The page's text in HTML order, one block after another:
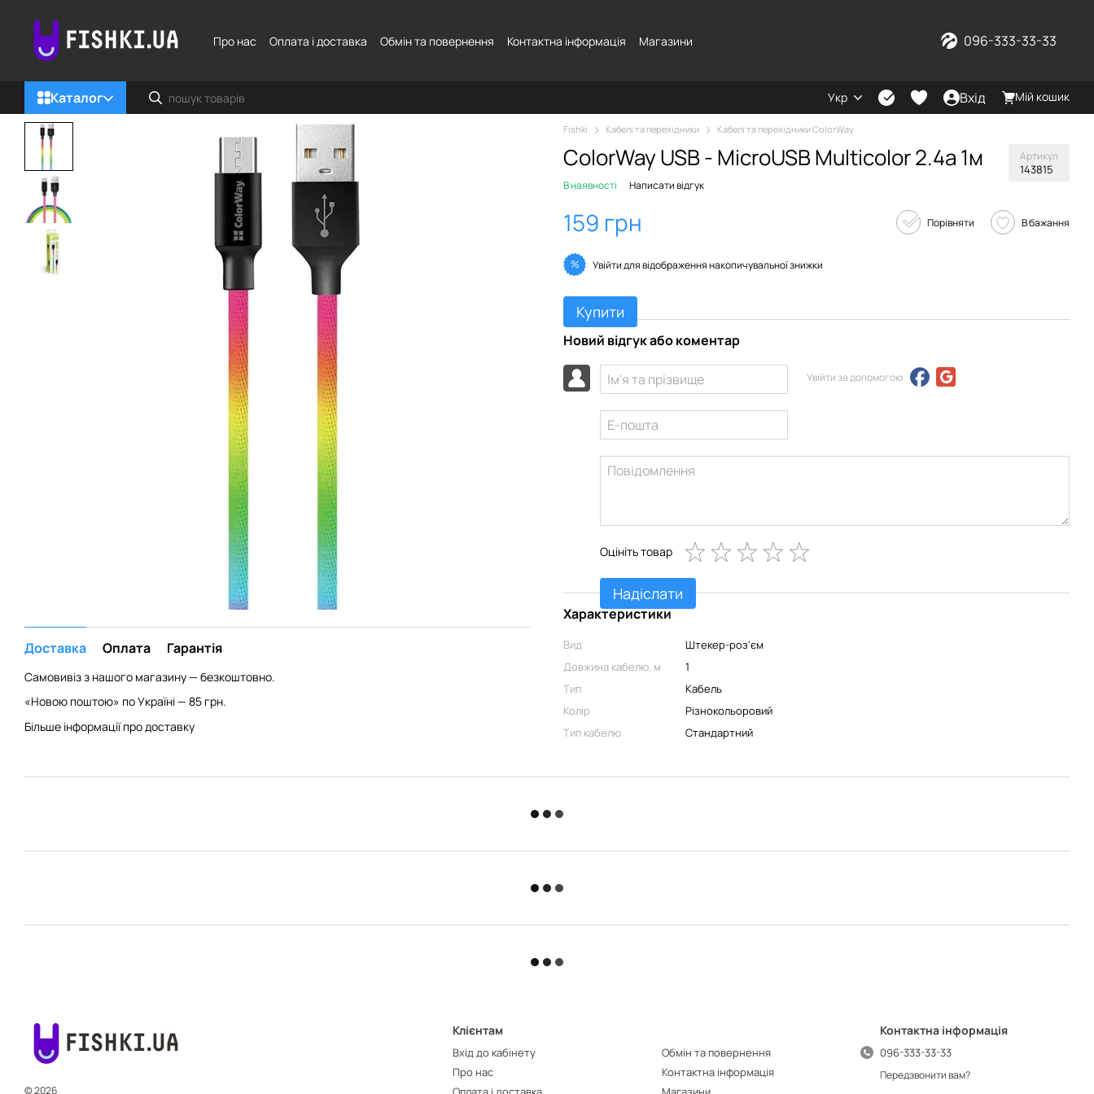
Про нас
Оплата і доставка Обмін та повернення Контактна інформація Магазини 096-333-33-33
Каталог Укр Вхід Мій кошик
Доставка Оплата Гарантія
Самовивіз з нашого магазину — безкоштовно.
«Новою поштою» по Україні — 85 грн.
Більше інформації про доставку
Fishki Кабелі та перехідники Кабелі та перехідники ColorWay
ColorWay USB - MicroUSB Multicolor 2.4а 1м Артикул
143815
В наявності Написати відгук
159 грн Порівняти В бажання
% Увійтидля відображення накопичувальної знижки
Купити
Новий відгук або коментар
Увійти за допомогою
Оцініть товар
Надіслати
Характеристики
Вид
Штекер-роз'єм
Довжина кабелю, м
1
Тип
Кабель
Колір
Різнокольоровий
Тип кабелю
Стандартний
© 2026
Клієнтам
Вхід до кабінету
Про нас
Обмін та повернення
Контактна інформація
Контактна інформація
096-333-33-33
Передзвонити вам?